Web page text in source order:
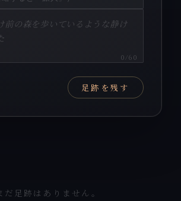
0 /60
足跡を残す
だ足跡はありません。